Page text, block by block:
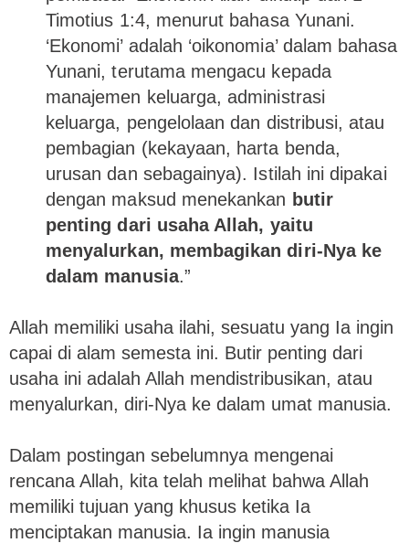
Timotius 1:4, menurut bahasa Yunani.
‘Ekonomi’ adalah ‘oikonomia’ dalam bahasa
Yunani, terutama mengacu kepada
manajemen keluarga, administrasi
keluarga, pengelolaan dan distribusi, atau
pembagian (kekayaan, harta benda,
urusan dan sebagainya). Istilah ini dipakai
dengan maksud menekankan butir
penting dari usaha Allah, yaitu
menyalurkan, membagikan diri-Nya ke
dalam manusia.”
Allah memiliki usaha ilahi, sesuatu yang Ia ingin
capai di alam semesta ini. Butir penting dari
usaha ini adalah Allah mendistribusikan, atau
menyalurkan, diri-Nya ke dalam umat manusia.
Dalam postingan sebelumnya mengenai
rencana Allah, kita telah melihat bahwa Allah
memiliki tujuan yang khusus ketika Ia
menciptakan manusia. Ia ingin manusia